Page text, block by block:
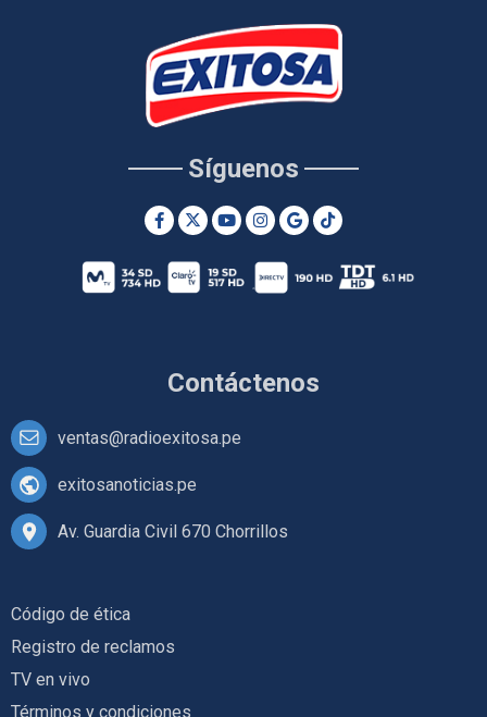
Contáctenos
ventas@radioexitosa.pe
exitosanoticias.pe
Av. Guardia Civil 670 Chorrillos
Síguenos
Código de ética
Registro de reclamos
TV en vivo
Términos y condiciones